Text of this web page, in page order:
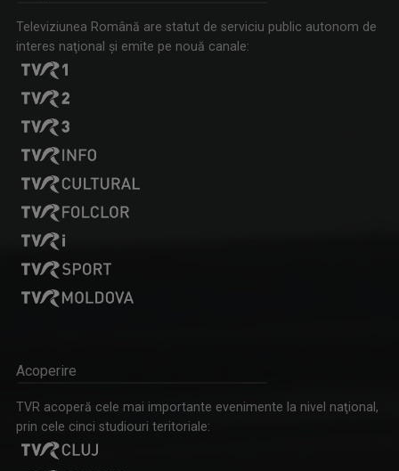
Televiziunea Română are statut de serviciu public autonom de
interes naţional şi emite pe nouă canale:
Acoperire
TVR acoperă cele mai importante evenimente la nivel naţional,
prin cele cinci studiouri teritoriale: